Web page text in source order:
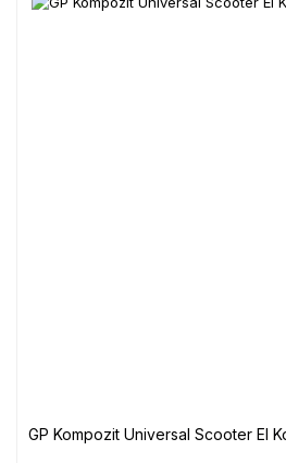
GP Kompozit Universal Scooter El